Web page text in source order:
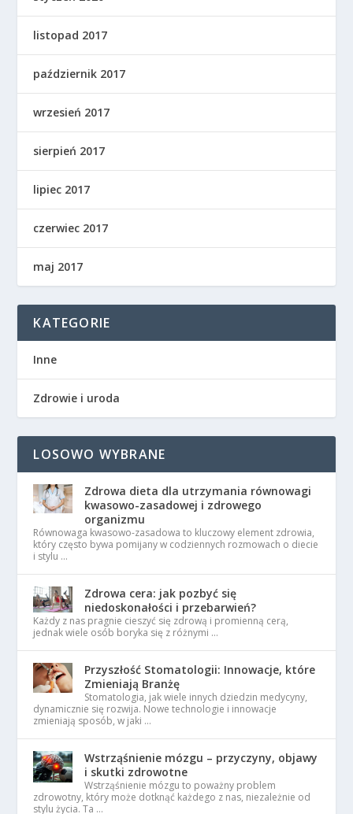
listopad 2017
październik 2017
wrzesień 2017
sierpień 2017
lipiec 2017
czerwiec 2017
maj 2017
KATEGORIE
Inne
Zdrowie i uroda
LOSOWO WYBRANE
Zdrowa dieta dla utrzymania równowagi
kwasowo-zasadowej i zdrowego
organizmu
Równowaga kwasowo-zasadowa to kluczowy element zdrowia,
który często bywa pomijany w codziennych rozmowach o diecie
i stylu …
Zdrowa cera: jak pozbyć się
niedoskonałości i przebarwień?
Każdy z nas pragnie cieszyć się zdrową i promienną cerą,
jednak wiele osób boryka się z różnymi …
Przyszłość Stomatologii: Innowacje, które
Zmieniają Branżę
Stomatologia, jak wiele innych dziedzin medycyny,
dynamicznie się rozwija. Nowe technologie i innowacje
zmieniają sposób, w jaki …
Wstrząśnienie mózgu – przyczyny, objawy
i skutki zdrowotne
Wstrząśnienie mózgu to poważny problem
zdrowotny, który może dotknąć każdego z nas, niezależnie od
stylu życia. Ta …